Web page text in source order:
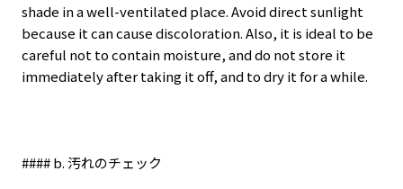
shade in a well-ventilated place. Avoid direct sunlight
because it can cause discoloration. Also, it is ideal to be
careful not to contain moisture, and do not store it
immediately after taking it off, and to dry it for a while.
#### b. 汚れのチェック